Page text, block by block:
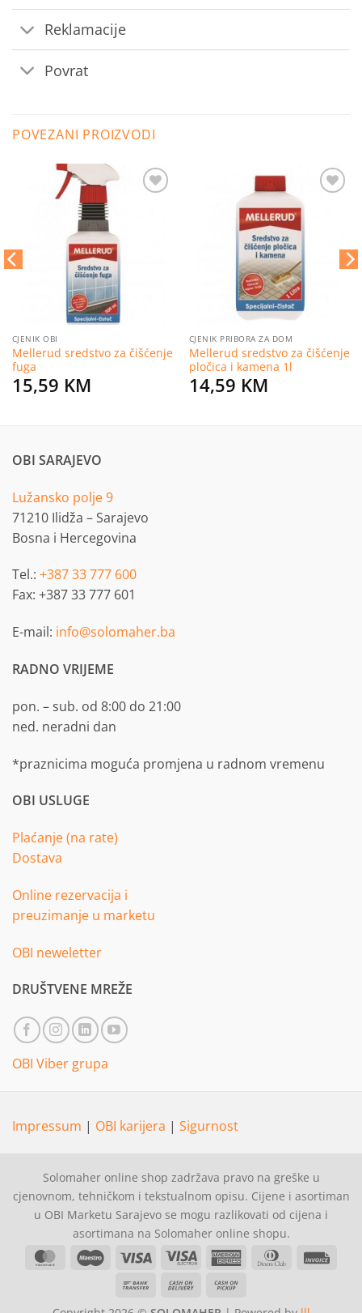
Reklamacije
Povrat
POVEZANI PROIZVODI
CJENIK OBI
Mellerud sredstvo za čišćenje
fuga
15,59 KM
CJENIK PRIBORA ZA DOM
Mellerud sredstvo za čišćenje
pločica i kamena 1l
14,59 KM
OBI SARAJEVO
Lužansko polje 9
71210 Ilidža – Sarajevo
Bosna i Hercegovina
Tel.: +387 33 777 600
Fax: +387 33 777 601
E-mail: info@solomaher.ba
RADNO VRIJEME
pon. – sub. od 8:00 do 21:00
ned. neradni dan
*praznicima moguća promjena u radnom vremenu
OBI USLUGE
Plaćanje (na rate)
Dostava
Online rezervacija i
preuzimanje u marketu
OBI neweletter
DRUŠTVENE MREŽE
OBI Viber grupa
Impressum | OBI karijera | Sigurnost
Solomaher online shop zadržava pravo na greške u
cjenovnom, tehničkom i tekstualnom opisu. Cijene i asortiman
u OBI Marketu Sarajevo se mogu razlikovati od cijena i
asortimana na Solomaher online shopu.
MasterCardMaestro Visa
Visa
American Dinners
Bank
Cash